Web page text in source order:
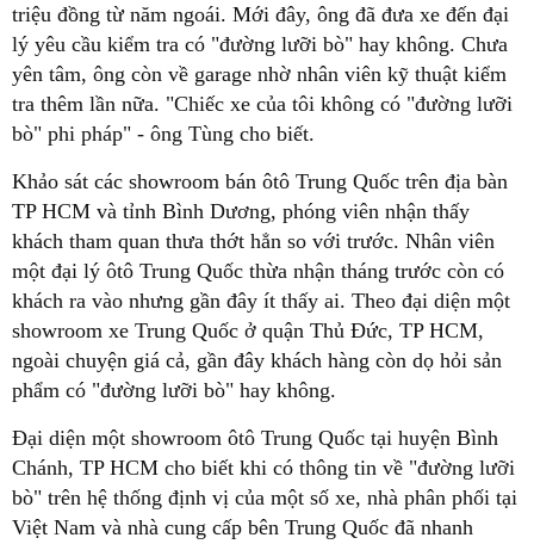
triệu đồng từ năm ngoái. Mới đây, ông đã đưa xe đến đại
lý yêu cầu kiểm tra có "đường lưỡi bò" hay không. Chưa
yên tâm, ông còn về garage nhờ nhân viên kỹ thuật kiểm
tra thêm lần nữa. "Chiếc xe của tôi không có "đường lưỡi
bò" phi pháp" - ông Tùng cho biết.
Khảo sát các showroom bán ôtô Trung Quốc trên địa bàn
TP HCM và tỉnh Bình Dương, phóng viên nhận thấy
khách tham quan thưa thớt hẳn so với trước. Nhân viên
một đại lý ôtô Trung Quốc thừa nhận tháng trước còn có
khách ra vào nhưng gần đây ít thấy ai. Theo đại diện một
showroom xe Trung Quốc ở quận Thủ Đức, TP HCM,
ngoài chuyện giá cả, gần đây khách hàng còn dọ hỏi sản
phẩm có "đường lưỡi bò" hay không.
Đại diện một showroom ôtô Trung Quốc tại huyện Bình
Chánh, TP HCM cho biết khi có thông tin về "đường lưỡi
bò" trên hệ thống định vị của một số xe, nhà phân phối tại
Việt Nam và nhà cung cấp bên Trung Quốc đã nhanh